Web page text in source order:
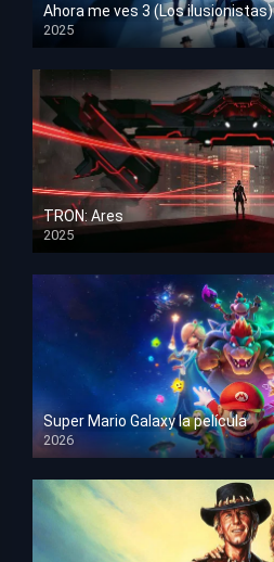
Ahora me ves 3 (Los ilusionistas)
2025
HD 1080p
TRON: Ares
2025
HD 1080p
Super Mario Galaxy la película
2026
HD 1080p